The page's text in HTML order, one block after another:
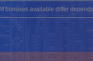
bonuses available differ